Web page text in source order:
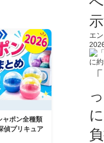
ャポン全種類
偵プリキュア
エ